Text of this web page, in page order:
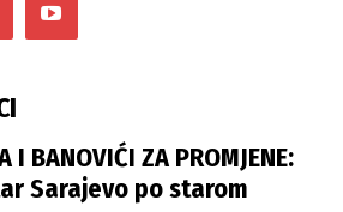
I BANOVIĆI ZA PROMJENE:
Sarajevo po starom